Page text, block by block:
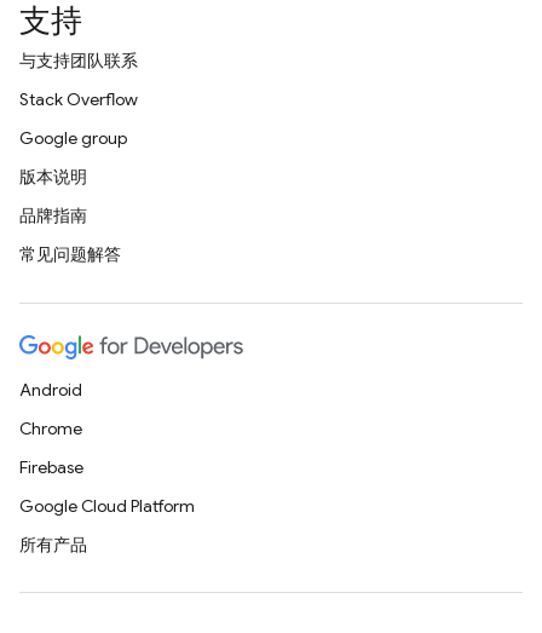
支持
与支持团队联系
Stack Overflow
Google group
版本说明
品牌指南
常见问题解答
Android
Chrome
Firebase
Google Cloud Platform
所有产品